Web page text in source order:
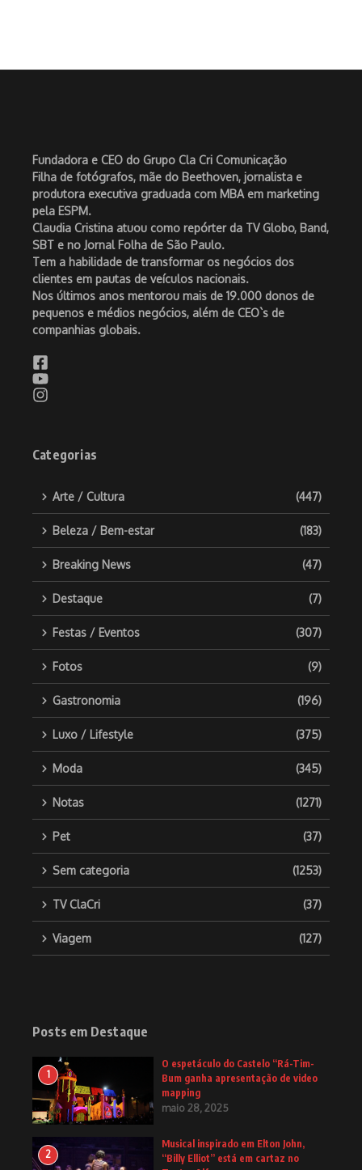
Fundadora e CEO do Grupo Cla Cri Comunicação
Filha de fotógrafos, mãe do Beethoven, jornalista e
produtora executiva graduada com MBA em marketing
pela ESPM.
Claudia Cristina atuou como repórter da TV Globo, Band,
SBT e no Jornal Folha de São Paulo.
Tem a habilidade de transformar os negócios dos
clientes em pautas de veículos nacionais.
Nos últimos anos mentorou mais de 19.000 donos de
pequenos e médios negócios, além de CEO`s de
companhias globais.
Categorias
Arte / Cultura (447)
Beleza / Bem-estar (183)
Breaking News (47)
Destaque (7)
Festas / Eventos (307)
Fotos (9)
Gastronomia (196)
Luxo / Lifestyle (375)
Moda (345)
Notas (1271)
Pet (37)
Sem categoria (1253)
TV ClaCri (37)
Viagem (127)
Posts em Destaque
1
O espetáculo do Castelo “Rá-Tim-
Bum ganha apresentação de video
mapping
maio 28, 2025
2
Musical inspirado em Elton John,
“Billy Elliot” está em cartaz no